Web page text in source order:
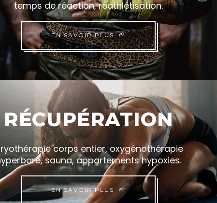
temps de réaction, réathlétisation.
EN SAVOIR PLUS
RÉCUPÉRATION
corps entier, oxygénothérapie
sauna, appartements hypoxies.
EN SAVOIR PLUS